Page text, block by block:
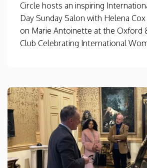
Circle hosts an inspiring
Day Sunday Salon with Helena
on Marie Antoinette at the Oxford
Club Celebrating International